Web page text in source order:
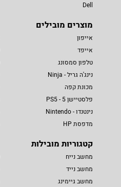
Dell
מוצרים מובילים
אייפון
אייפד
טלפון סמסונג
נינג'ה גריל - Ninja
מכונת קפה
פלסטיישן 5 - PS5
נינטנדו - Nintendo
מדפסת HP
קטגוריות מובילות
מחשב נייח
מחשב נייד
מחשב גיימינג